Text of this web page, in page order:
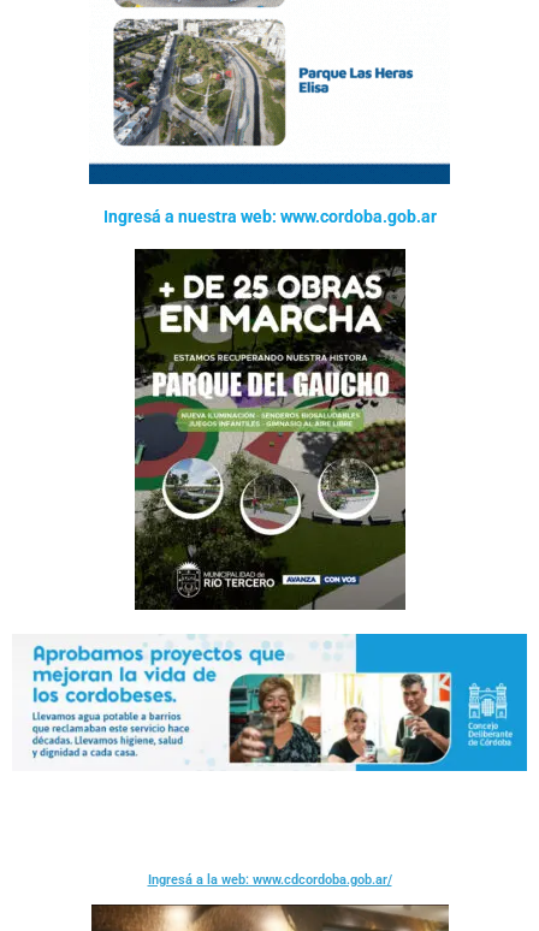
Ingresá a nuestra web: www.cordoba.gob.ar
Ingresá a la web: www.cdcordoba.gob.ar/